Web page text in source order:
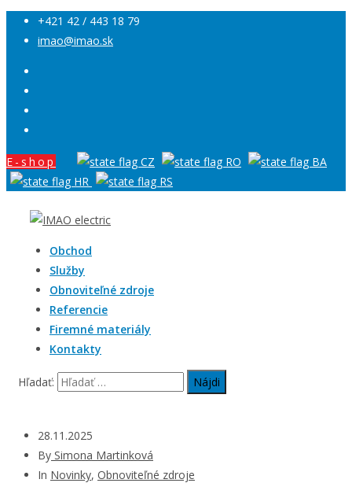
+421 42 / 443 18 79
imao@imao.sk
E-shop
Obchod
Služby
Obnoviteľné zdroje
Referencie
Firemné materiály
Kontakty
Hľadať:
28.11.2025
By Simona Martinková
In Novinky, Obnoviteľné zdroje